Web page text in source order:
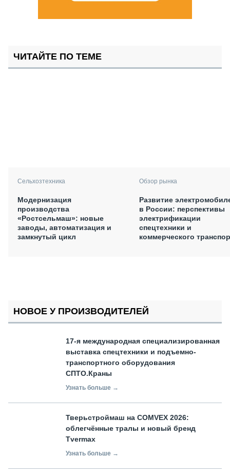
ЧИТАЙТЕ ПО ТЕМЕ
Сельхозтехника
Модернизация
производства
«Ростсельмаш»: новые
заводы, автоматизация и
замкнутый цикл
Обзор рынка
Развитие
в России: перспективы
электрификации
спецтехники и
коммерческого
НОВОЕ У ПРОИЗВОДИТЕЛЕЙ
17-я международная специализированная
выставка спецтехники и подъемно-
транспортного оборудования
СПТО.Краны
Узнать больше →
Тверьстроймаш на COMVEX 2026:
облегчённые тралы и новый бренд
Tvermax
Узнать больше →